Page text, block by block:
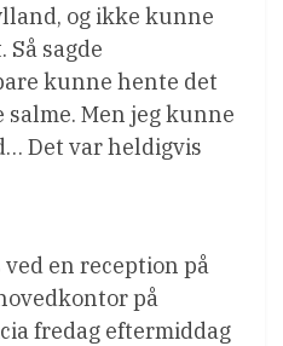
og ikke kunne
sagde
kunne hente det
Men jeg kunne
Det var heldigvis
en reception på
på
fredag eftermiddag